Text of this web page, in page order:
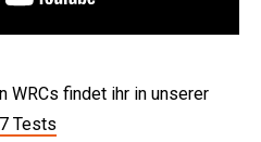
WRCs findet ihr in unserer
Tests